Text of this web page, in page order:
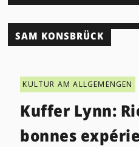
SAM KONSBRÜCK
KULTUR AM ALLGEMENGEN
Kuffer Lynn:
bonnes